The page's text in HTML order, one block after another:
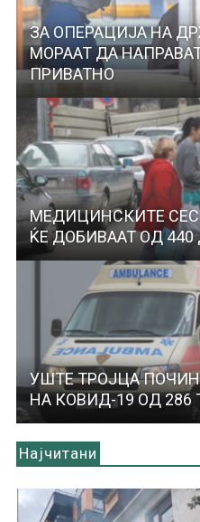
ЗА ОПЕРАЦИЈА НА
МОРААТ ДА
ПРИВАТНО
МЕДИЦИНСКИТЕ
ЌЕ ДОБИВААТ ОД
УШТЕ ТРОЈЦА
НА КОВИД-19 ОД 286
Најчитани